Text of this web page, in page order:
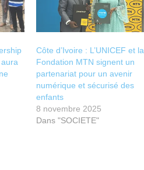
Côte d’Ivoire : L’UNICEF et la
Fondation MTN signent un
partenariat pour un avenir
numérique et sécurisé des
enfants
8 novembre 2025
Dans "SOCIETE"